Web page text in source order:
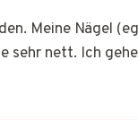
Meine Nägel
sehr nett. Ich